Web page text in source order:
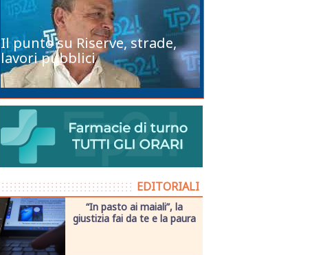
Il punto su Riserve, strade,
lavori pubblici
EDITORIALI
“In pasto ai maiali”, la
giustizia fai da te e la paura